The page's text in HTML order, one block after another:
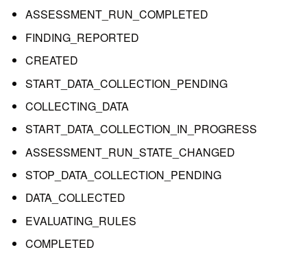
ASSESSMENT_RUN_COMPLETED
FINDING_REPORTED
CREATED
START_DATA_COLLECTION_PENDING
COLLECTING_DATA
START_DATA_COLLECTION_IN_PROGRESS
ASSESSMENT_RUN_STATE_CHANGED
STOP_DATA_COLLECTION_PENDING
DATA_COLLECTED
EVALUATING_RULES
COMPLETED